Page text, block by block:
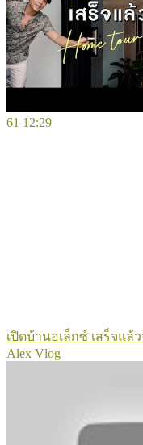
61 12:29
เปิดบ้านอเล็กซ์ เสร็จแล้
Alex Vlog